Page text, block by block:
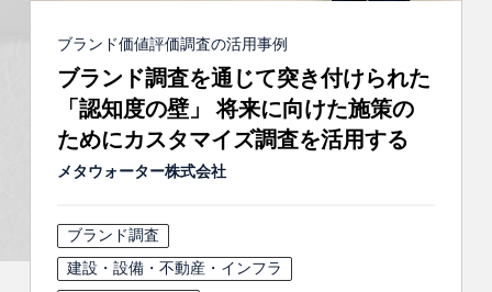
ブランド価値評価調査の活用事例
ブランド調査を通じて突き付けられた
「認知度の壁」 将来に向けた施策の
ためにカスタマイズ調査を活用する
メタウォーター株式会社
ブランド調査
建設・設備・不動産・インフラ